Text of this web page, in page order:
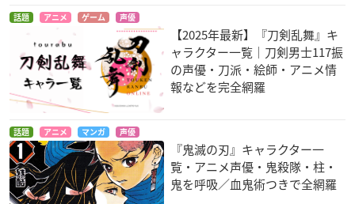
話題 アニメ ゲーム 声優
【2025年最新】『刀剣乱舞』キ
ャラクター一覧｜刀剣男士117振
の声優・刀派・絵師・アニメ情
報などを完全網羅
話題 アニメ マンガ 声優
『鬼滅の刃』キャラクター一
覧・アニメ声優・鬼殺隊・柱・
鬼を呼吸／血鬼術つきで全網羅